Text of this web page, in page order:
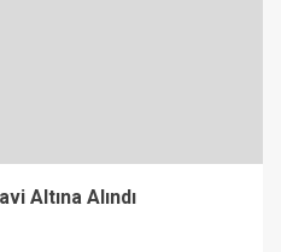
Altına Alındı